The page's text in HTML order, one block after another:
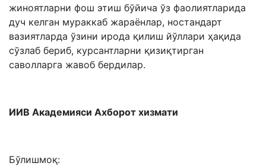
жиноятларни фош этиш бўйича ўз фаолиятларида
дуч келган мураккаб жараёнлар, ностандарт
вазиятларда ўзини ирода қилиш йўллари ҳақида
сўзлаб бериб, курсантларни қизиқтирган
саволларга жавоб бердилар.
ИИВ Академияси Ахборот хизмати
Бўлишмоқ: